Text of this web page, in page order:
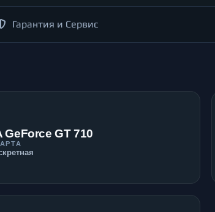
Гарантия и Сервис
GeForce GT 710